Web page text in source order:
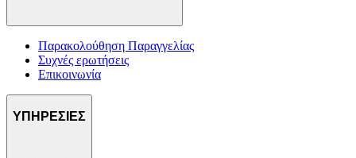
Παρακολούθηση Παραγγελίας
Συχνές ερωτήσεις
Επικοινωνία
ΥΠΗΡΕΣΙΕΣ